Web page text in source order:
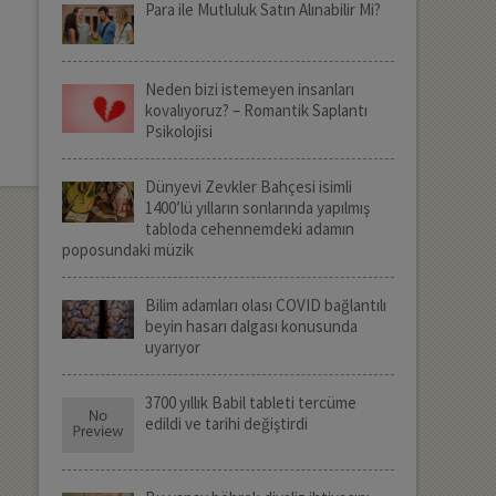
Para ile Mutluluk Satın Alınabilir Mi?
Neden bizi istemeyen insanları
kovalıyoruz? – Romantik Saplantı
Psikolojisi
Dünyevi Zevkler Bahçesi isimli
1400’lü yılların sonlarında yapılmış
tabloda cehennemdeki adamın
poposundaki müzik
Bilim adamları olası COVID bağlantılı
beyin hasarı dalgası konusunda
uyarıyor
3700 yıllık Babil tableti tercüme
edildi ve tarihi değiştirdi